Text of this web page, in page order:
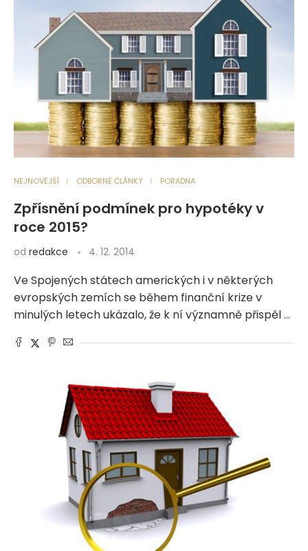
NEJNOVĚJŠÍ ODBORNÉ ČLÁNKY PORADNA
Zpřísnění podmínek pro hypotéky v
roce 2015?
od redakce 4. 12. 2014
Ve Spojených státech amerických i v některých
evropských zemích se během finanční krize v
minulých letech ukázalo, že k ní významně přispěl …